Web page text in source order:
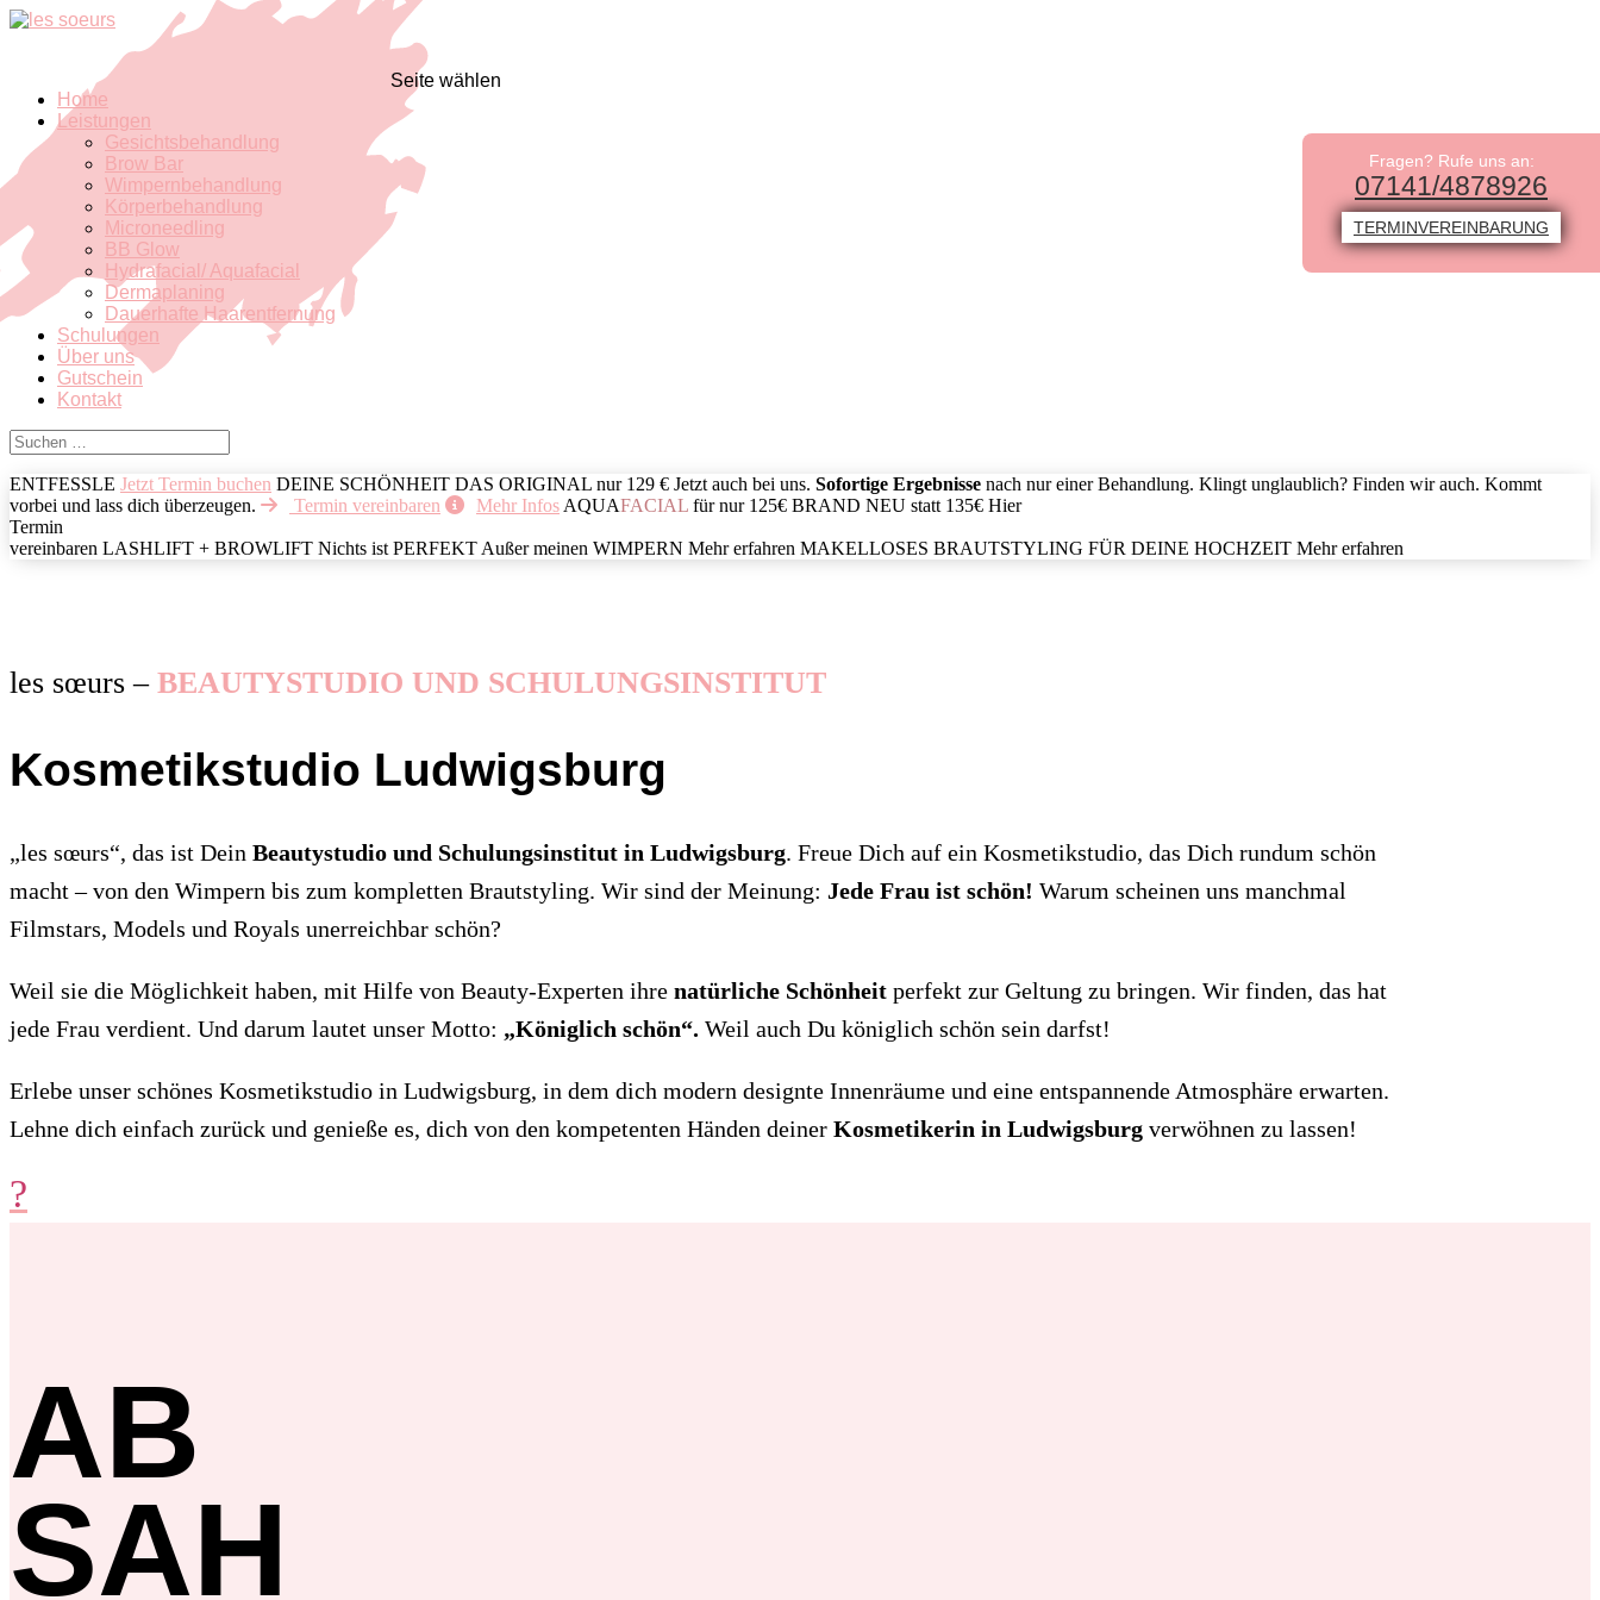
Fragen? Rufe uns an:
07141/4878926
TERMINVEREINBARUNG
Home
Leistungen
Gesichtsbehandlung
Brow Bar
Wimpernbehandlung
Körperbehandlung
Microneedling
BB Glow
Hydrafacial/ Aquafacial
Dermaplaning
Dauerhafte Haarentfernung
Schulungen
Über uns
Gutschein
Kontakt
Seite wählen
ENTFESSLE Jetzt Termin buchen DEINE SCHÖNHEIT DAS ORIGINAL nur 129 € Jetzt auch bei uns. Sofortige Ergebnisse nach nur einer Behandlung. Klingt unglaublich? Finden wir auch. Kommt
vorbei und lass dich überzeugen.
Termin vereinbaren Mehr Infos AQUAFACIAL für nur 125€ BRAND NEU statt 135€ Hier
Termin
vereinbaren LASHLIFT + BROWLIFT Nichts ist PERFEKT Außer meinen WIMPERN Mehr erfahren MAKELLOSES BRAUTSTYLING FÜR DEINE HOCHZEIT Mehr erfahren
les sœurs –BEAUTYSTUDIO UND SCHULUNGSINSTITUT
Kosmetikstudio Ludwigsburg
„les sœurs“, das ist Dein Beautystudio und Schulungsinstitut in Ludwigsburg. Freue Dich auf ein Kosmetikstudio, das Dich rundum schön
macht – von den Wimpern bis zum kompletten Brautstyling. Wir sind der Meinung: Jede Frau ist schön! Warum scheinen uns manchmal
Filmstars, Models und Royals unerreichbar schön?
Weil sie die Möglichkeit haben, mit Hilfe von Beauty-Experten ihre natürliche Schönheit perfekt zur Geltung zu bringen. Wir finden, das hat
jede Frau verdient. Und darum lautet unser Motto: „Königlich schön“. Weil auch Du königlich schön sein darfst!
Erlebe unser schönes Kosmetikstudio in Ludwigsburg, in dem dich modern designte Innenräume und eine entspannende Atmosphäre erwarten.
Lehne dich einfach zurück und genieße es, dich von den kompetenten Händen deiner Kosmetikerin in Ludwigsburg verwöhnen zu lassen!
?
AB
SAH